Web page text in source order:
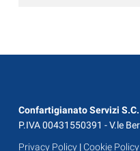
Confartigianato Servizi S.C.
P.IVA 00431550391 - V.le
Privacy Policy |Cookie Policy